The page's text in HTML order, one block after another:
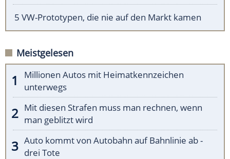
5 VW-Prototypen, die nie auf den Markt kamen
Meistgelesen
Millionen Autos mit Heimatkennzeichen
unterwegs
Mit diesen Strafen muss man rechnen, wenn
man geblitzt wird
Auto kommt von Autobahn auf Bahnlinie ab -
drei Tote